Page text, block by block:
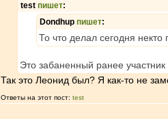
test пишет:
Dondhup пишет:
То что делал сегодня
Это забаненный ранее участник
Так это Леонид был? Я как-то не
Ответы на этот пост: test